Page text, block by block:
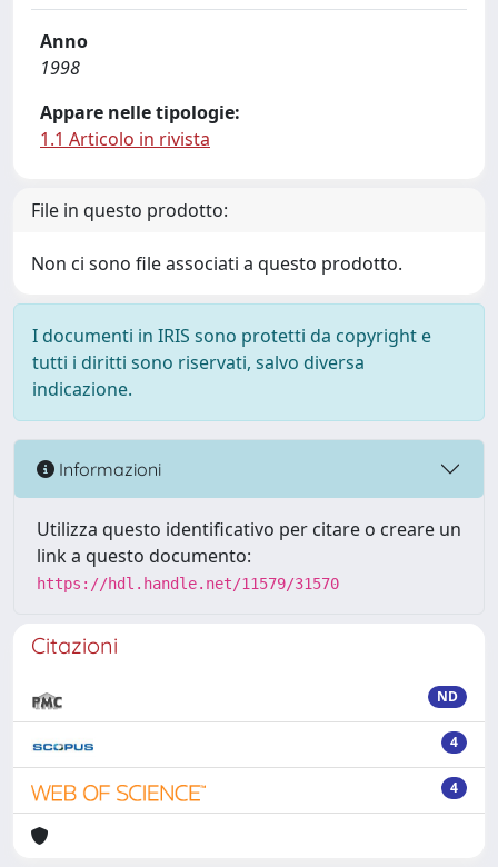
Anno
1998
Appare nelle tipologie:
1.1 Articolo in rivista
File in questo prodotto:
Non ci sono file associati a questo prodotto.
I documenti in IRIS sono protetti da copyright e
tutti i diritti sono riservati, salvo diversa
indicazione.
Informazioni
Utilizza questo identificativo per citare o creare un
link a questo documento:
https://hdl.handle.net/11579/31570
Citazioni
ND
4
4